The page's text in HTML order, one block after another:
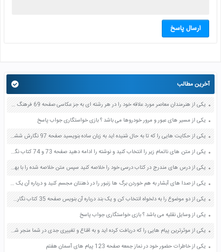
ارسال پاسخ
آخرین مطالب
یکی از هنرمندان معاصر مورد علاقه خود را در هر رشته ای به جز عکاسی صفحه 69 فرهنگ و هنر نهم
یکی از مسیر های عبور و مرور خودروها می باشد ؟ بازی خواستگاری جواب پاسخ
یکی از حکایت هایی را که تا به حال شنیده اید به زبان ساده بنویسید صفحه 97 نگارش ششم دبستان
یکی از متن های ناتمام زیر را انتخاب کنید و نوشته را ادامه دهید صفحه 73 و 74 کتاب نگارش فارسی پنجم دبستان
یکی از درس های مندرج در کتاب درسی خود را خلاصه کنید سپس متن خلاصه شده را با بهره گیری از روش های دسته بندی نمودار جدول نقشه مفهومی نشان دهید صفحه 118 نگارش یازدهم
یکی از صدا های آبشار به هم خوردن برگ ها زنبور را در ذهنتان مجسم کنید و درباره آن یک بند بنویسید صفحه 11 نگارش پنجم
یکی از دو موضوع را به دلخواه انتخاب کن و یک بند درباره آن بنویس صفحه 35 کتاب نگارش فارسی سوم
یکی از وسایل نقلیه می باشد ؟ بازی خواستگاری جواب پاسخ
یکی از موثرترین پیام هایی را که دریافت کرده اید و به اقناع و تغییری جدی در شما منجر شده است برسی کنید و علت این تاثیر گذاری قابل توجه را بنویسید صفحه 52 تفکر و سواد رسانه ای دهم
یکی از خاطرات حضور خود در نماز جمعه صفحه 123 پیام های آسمان هفتم